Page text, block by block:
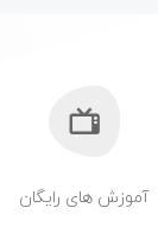
آموزش های رایگان